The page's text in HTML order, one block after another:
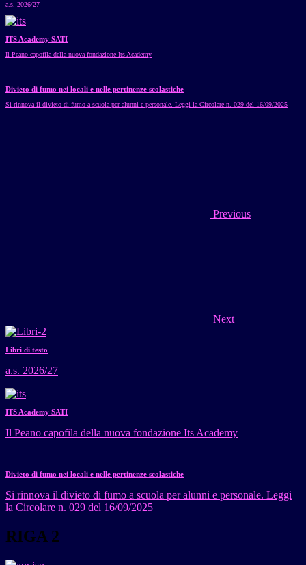
a.s. 2026/27
ITS Academy SATI
Il Peano capofila della nuova fondazione Its Academy
Divieto di fumo nei locali e nelle pertinenze scolastiche
Si rinnova il divieto di fumo a scuola per alunni e personale. Leggi la Circolare n. 029 del 16/09/2025
Previous
Next
Libri di testo
a.s. 2026/27
ITS Academy SATI
Il Peano capofila della nuova fondazione Its Academy
Divieto di fumo nei locali e nelle pertinenze scolastiche
Si rinnova il divieto di fumo a scuola per alunni e personale. Leggi
la Circolare n. 029 del 16/09/2025
RIGA 2